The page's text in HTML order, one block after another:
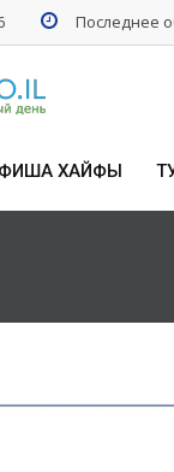
Последнее
ХАЙФЫ